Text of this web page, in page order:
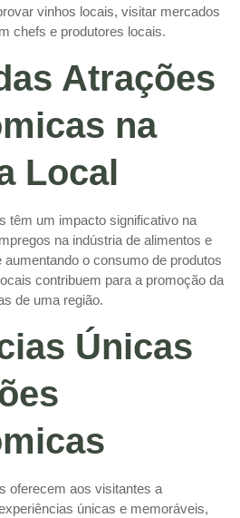
vinhos locais, visitar mercados
chefs e produtores locais.
Atrações
na
Local
têm um impacto significativo na
na indústria de alimentos e
o consumo de produtos
contribuem para a promoção da
de uma região.
Únicas
oferecem aos visitantes a
únicas e memoráveis,